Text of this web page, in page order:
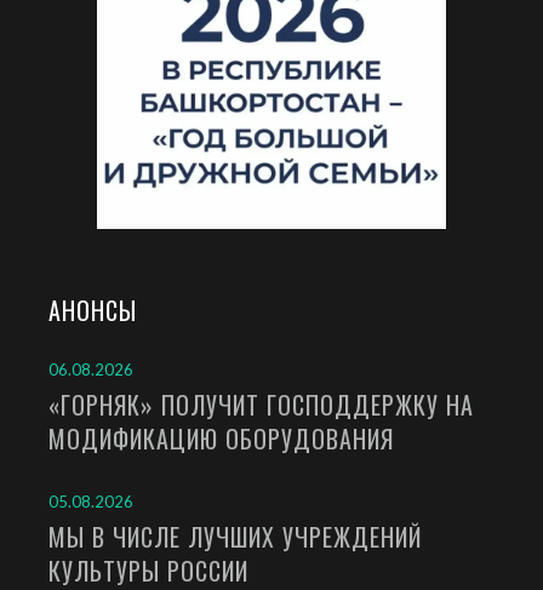
АНОНСЫ
06.08.2026
«ГОРНЯК» ПОЛУЧИТ ГОСПОДДЕРЖКУ НА
МОДИФИКАЦИЮ ОБОРУДОВАНИЯ
05.08.2026
МЫ В ЧИСЛЕ ЛУЧШИХ УЧРЕЖДЕНИЙ
КУЛЬТУРЫ РОССИИ